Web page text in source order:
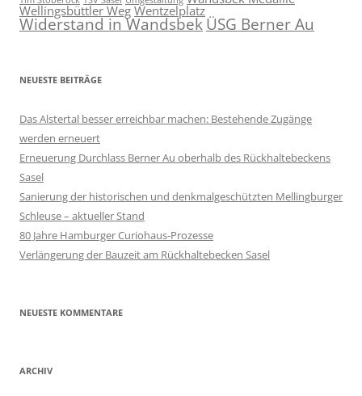
Wellingsbüttler WegWentzelplatz
Widerstand in Wandsbek ÜSG Berner Au
NEUESTE BEITRÄGE
Das Alstertal besser erreichbar machen: Bestehende Zugänge
werden erneuert
Erneuerung Durchlass Berner Au oberhalb des Rückhalte­beckens
Sasel
Sanierung der historischen und denkmalgeschützten Mellingburger
Schleuse – aktueller Stand
80 Jahre Hamburger Curiohaus-Prozesse
Verlängerung der Bauzeit am Rückhaltebecken Sasel
NEUESTE KOMMENTARE
ARCHIV